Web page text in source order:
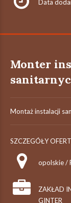
Data
Monter
Montaż instalacji
SZCZEGÓŁY
opolskie /
ZAKŁAD
GINTER